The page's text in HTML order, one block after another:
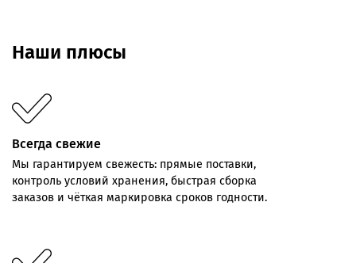
Наши плюсы
Всегда свежие
Мы гарантируем свежесть: прямые поставки,
контроль условий хранения, быстрая сборка
заказов и чёткая маркировка сроков годности.